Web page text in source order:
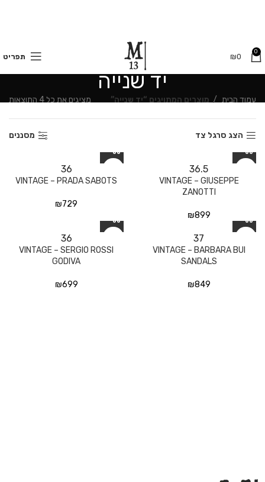
0
₪0 תפריט
יד שנייה
עמוד הבית מוצרים המתויגים “יד שנייה” מציגים את כל ⁦4⁩ התוצאות
הצג סרגל צד מסננים
36.5
VINTAGE – GIUSEPPE
ZANOTTI
₪899
36
VINTAGE – PRADA SABOTS
₪729
37
VINTAGE – BARBARA BUI
SANDALS
₪849
36
VINTAGE – SERGIO ROSSI
GODIVA
₪699